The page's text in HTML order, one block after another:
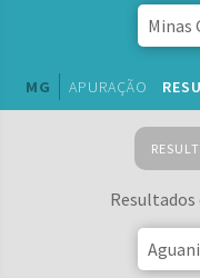
MG APURAÇÃO